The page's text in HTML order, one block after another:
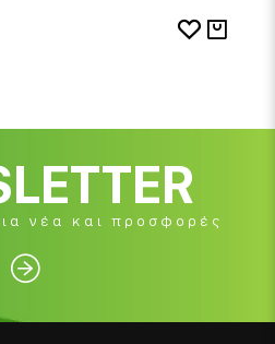
νέα και προσφορές
